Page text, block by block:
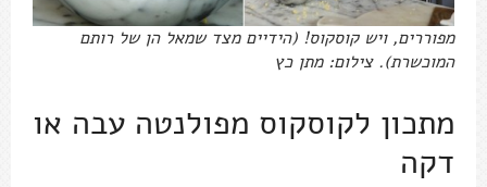
מפוררים, ויש קוסקוס! (הידיים מצד שמאל הן של רותם
המוכשרת). צילום: מתן כץ
מתכון לקוסקוס מפולנטה עבה או
דקה